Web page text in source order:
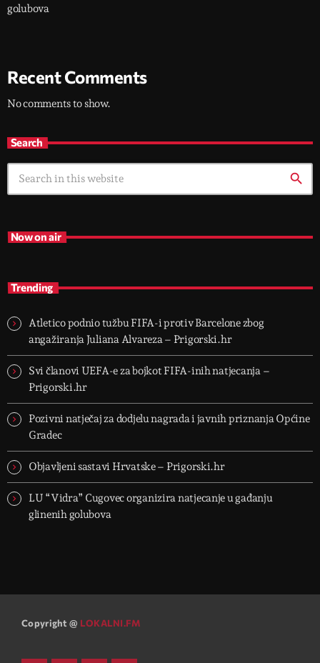
golubova
Recent Comments
No comments to show.
Search
search
Now on air
Trending
Atletico podnio tužbu FIFA-i protiv Barcelone zbog
angažiranja Juliana Alvareza – Prigorski.hr
Svi članovi UEFA-e za bojkot FIFA-inih natjecanja –
Prigorski.hr
Pozivni natječaj za dodjelu nagrada i javnih priznanja Općine
Gradec
Objavljeni sastavi Hrvatske – Prigorski.hr
LU “Vidra” Cugovec organizira natjecanje u gađanju
glinenih golubova
Copyright @ LOKALNI.FM